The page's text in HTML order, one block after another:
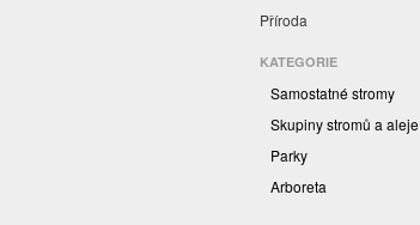
Příroda
KATEGORIE
Samostatné stromy
Skupiny stromů a aleje
Parky
Arboreta